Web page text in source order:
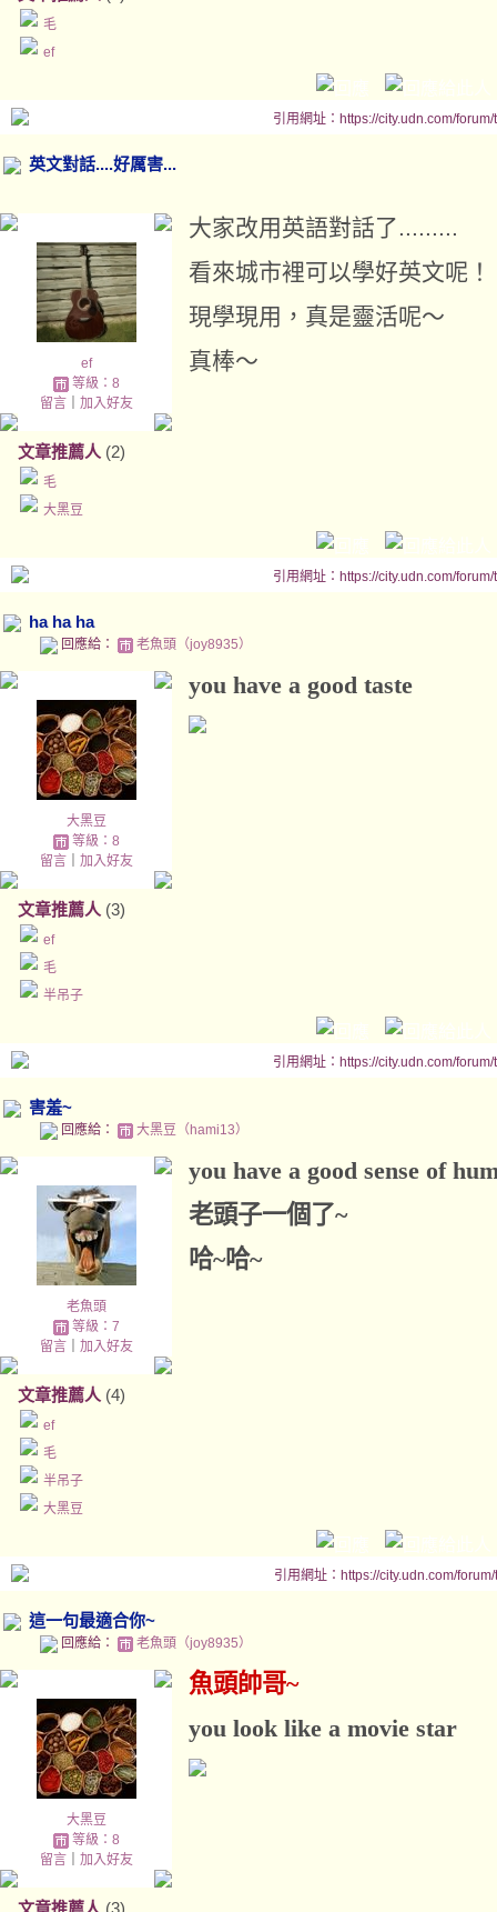
毛
ef
引用網址：https://city.udn.com/
英文對話....好厲害...
ef
等級：8
留言｜ 加入好友
文章推薦人 (2)
毛
大黑豆
大家改用英語對話了.........
看來城市裡可以學好英文呢！
現學現用，真是靈活呢～
真棒～
引用網址：https://city.udn.com/
ha ha ha
回應給： 老魚頭（joy8935）
大黑豆
等級：8
留言｜ 加入好友
文章推薦人 (3)
ef
毛
半吊子
you have a good taste
引用網址：https://city.udn.com/
害羞~
回應給： 大黑豆（hami13）
老魚頭
等級：7
留言｜ 加入好友
文章推薦人 (4)
ef
毛
半吊子
大黑豆
you have a good sense of
老頭子一個了~
哈~哈~
引用網址：https://city.udn.com/
這一句最適合你~
回應給： 老魚頭（joy8935）
大黑豆
等級：8
留言｜ 加入好友
文章推薦人 (3)
魚頭帥哥~
you look like a movie star